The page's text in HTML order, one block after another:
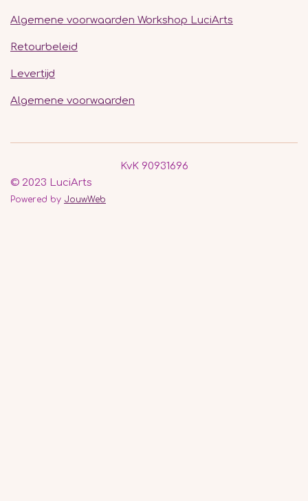
Algemene voorwaarden Workshop LuciArts
Retourbeleid
Levertijd
Algemene voorwaarden
KvK 90931696
© 2023 LuciArts
Powered by JouwWeb